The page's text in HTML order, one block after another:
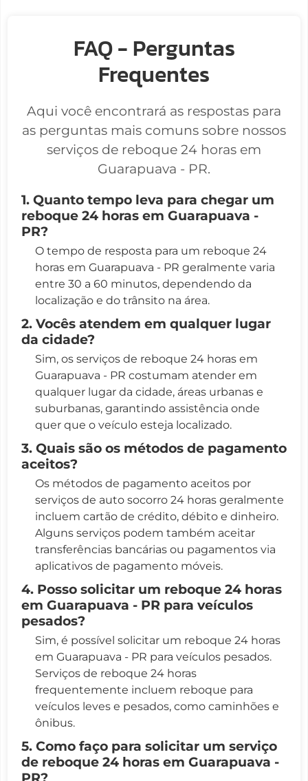
FAQ - Perguntas
Frequentes
Aqui você encontrará as respostas para
as perguntas mais comuns sobre nossos
serviços de reboque 24 horas em
Guarapuava - PR.
1. Quanto tempo leva para chegar um
reboque 24 horas em Guarapuava -
PR?
O tempo de resposta para um reboque 24
horas em Guarapuava - PR geralmente varia
entre 30 a 60 minutos, dependendo da
localização e do trânsito na área.
2. Vocês atendem em qualquer lugar
da cidade?
Sim, os serviços de reboque 24 horas em
Guarapuava - PR costumam atender em
qualquer lugar da cidade, áreas urbanas e
suburbanas, garantindo assistência onde
quer que o veículo esteja localizado.
3. Quais são os métodos de pagamento
aceitos?
Os métodos de pagamento aceitos por
serviços de auto socorro 24 horas geralmente
incluem cartão de crédito, débito e dinheiro.
Alguns serviços podem também aceitar
transferências bancárias ou pagamentos via
aplicativos de pagamento móveis.
4. Posso solicitar um reboque 24 horas
em Guarapuava - PR para veículos
pesados?
Sim, é possível solicitar um reboque 24 horas
em Guarapuava - PR para veículos pesados.
Serviços de reboque 24 horas
frequentemente incluem reboque para
veículos leves e pesados, como caminhões e
ônibus.
5. Como faço para solicitar um serviço
de reboque 24 horas em Guarapuava -
PR?